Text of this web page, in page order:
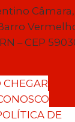
Câmara,
– CEP
CHEGAR
DE